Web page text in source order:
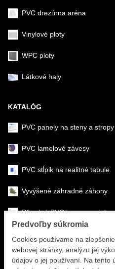
PVC drezúrna aréna
Vinylové ploty
WPC ploty
Látkové haly
KATALÓG
PVC panely na steny a stropy
PVC lamelové závesy
PVC stĺpik na realitné tabule
Vyvýšené záhradné záhony
Pôrodné PVC boxy na
Športové systémy
Predvoľby súkromia
Cookies používame na
webovej stránky, analýzu jej
údajov o jej používaní. Na tento